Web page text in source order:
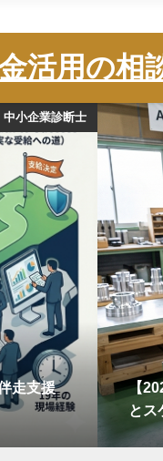
活用の相
中小企業診断士
走支援
【
とス